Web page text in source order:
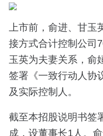
上市前，俞进、甘
接方式合计控制公司
玉英为夫妻关系，俞
签署《一致行动人协
及实际控制人。
截至本招股说明书签
成，设董事长1人。